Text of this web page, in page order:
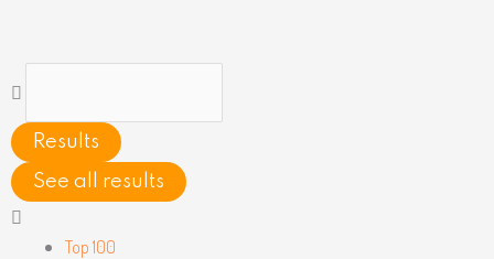
inhoud
Main
Menu
Top 100
...
Results
See all results